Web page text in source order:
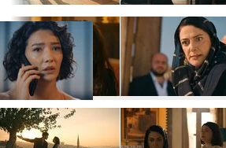
NASLJEDNIK
Nasljednik: Ne može
bez njega
Seriju "Nasljednik" ne